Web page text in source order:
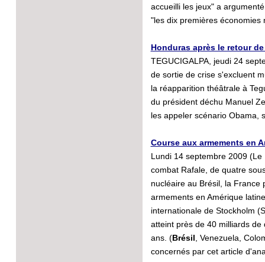
accueilli les jeux" a
"les dix premières économies
Honduras après le retour
TEGUCIGALPA, jeudi 24
de sortie de crise s'excluent
la réapparition théâtrale à
du président déchu Manuel
les appeler scénario Obama,
Course aux armements en
Lundi 14 septembre 2009
combat Rafale, de quatre
nucléaire au Brésil, la France
armements en Amérique
internationale de Stockholm
atteint près de 40 milliards
ans. (Brésil , Venezuela,
concernés par cet article